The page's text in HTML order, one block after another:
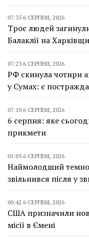
07:35 6 СЕРПНЯ, 2026
Троє людей
Балаклії на
07:23 6 СЕРПНЯ, 2026
РФ скинула чотири
у Сумах: є
07:10 6 СЕРПНЯ, 2026
6 серпня: яке
прикмети
01:05 6 СЕРПНЯ, 2026
Наймолодший
звільнився після у
00:42 6 СЕРПНЯ, 2026
США призначили
місії в Ємені